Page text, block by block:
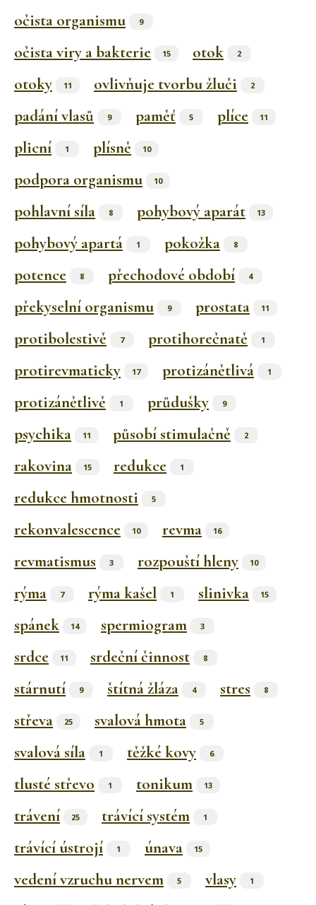
očista organismu 9
očista viry a bakterie 15 otok 2
otoky 11 ovlivňuje tvorbu žluči 2
padání vlasů 9 paměť 5 plíce 11
plicní 1 plísně 10
podpora organismu 10
pohlavní síla 8 pohybový aparát 13
pohybový apartá 1 pokožka 8
potence 8 přechodové období 4
překyselní organismu 9 prostata 11
protibolestivě 7 protihorečnatě 1
protirevmaticky 17 protizánětlivá 1
protizánětlivě 1 průdušky 9
psychika 11 působí stimulačně 2
rakovina 15 redukce 1
redukce hmotnosti 5
rekonvalescence 10 revma 16
revmatismus 3 rozpouští hleny 10
rýma 7 rýma kašel 1 slinivka 15
spánek 14 spermiogram 3
srdce 11 srdeční činnost 8
stárnutí 9 štítná žláza 4 stres 8
střeva 25 svalová hmota 5
svalová síla 1 těžké kovy 6
tlusté střevo 1 tonikum 13
trávení 25 trávící systém 1
trávící ústrojí 1 únava 15
vedení vzruchu nervem 5 vlasy 1